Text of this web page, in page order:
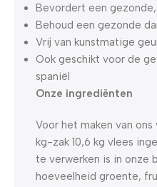
Bevordert een
Behoud een gezonde
Vrij van kunstmatige
Ook geschikt voor de
spaniël
Onze ingrediënten
Voor het maken van
kg-zak 10,6 kg vlees
te verwerken is in onze
hoeveelheid groente,